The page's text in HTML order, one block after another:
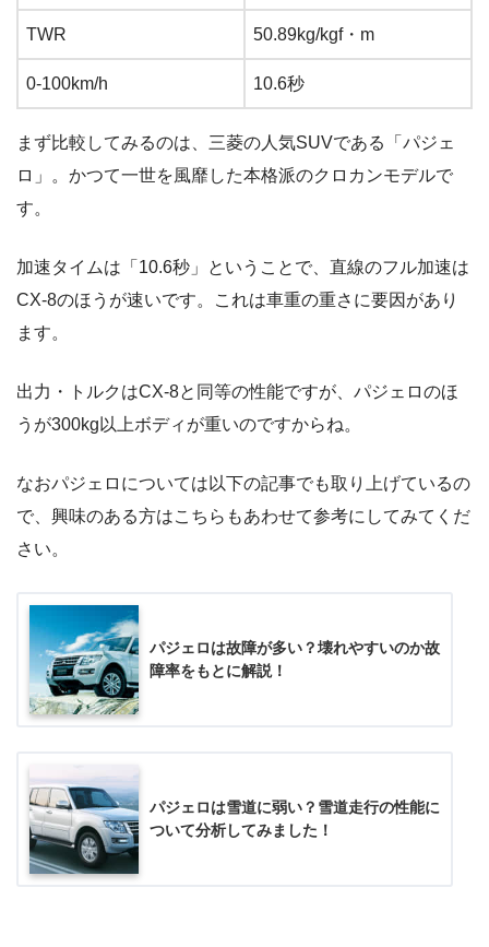
TWR 50.89kg/kgf・m
0-100km/h 10.6秒
まず比較してみるのは、三菱の人気SUVである「パジェ
ロ」。かつて一世を風靡した本格派のクロカンモデルで
す。
加速タイムは「10.6秒」ということで、直線のフル加速は
CX-8のほうが速いです。これは車重の重さに要因があり
ます。
出力・トルクはCX-8と同等の性能ですが、パジェロのほ
うが300kg以上ボディが重いのですからね。
なおパジェロについては以下の記事でも取り上げているの
で、興味のある方はこちらもあわせて参考にしてみてくだ
さい。
パジェロは故障が多い？壊れやすいのか故
障率をもとに解説！
パジェロは雪道に弱い？雪道走行の性能に
ついて分析してみました！